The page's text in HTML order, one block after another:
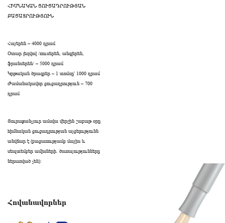
ՀԻՄՆԱԿԱՆ ՑՈՒՑԱԴՐՈՒԹՅԱՆ
ԲԱՑԱՏՐՈՒԹՅՈՒՆ
Հայերեն – 4000 դրամ
Օտար լեզվով /ռուսերեն, անգլերեն,
ֆրանսերեն/ – 5000 դրամ
Կրթական ծրագրեր – 1 տոմսը՝ 1000 դրամ
Ժամանակավոր ցուցադրություն – 700
դրամ
Յուրաքանչյուր ամսվա վերջին շաբաթ օրը
հիմնական ցուցադրության այցելությունն
անվճար է (բացառությամբ մայիս և
սեպտեմբեր ամիսների․ ծառայությունները
ներառված չեն):
Հովանավորներ